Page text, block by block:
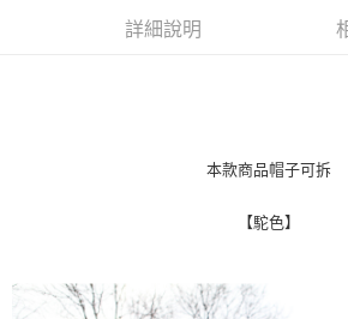
AFTEE先享後付
２．便利：只要手機號碼，簡訊認證，即可結帳。
３．安心：先確認商品／服務後，再付款。
２．訂單成立數日內，您將收到繳費通知簡訊。
３．收到繳費通知簡訊後14天內，點擊此簡訊中
每筆NT$80，滿NT$1,800(含以上)免運費
每筆NT$80，滿NT$1,800(含以上)免運費
詳細說明
本款商品帽子可拆
【駝色】